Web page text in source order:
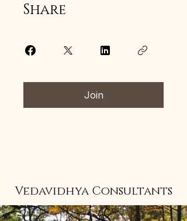
Share
Join
Vedavidhya Consultants